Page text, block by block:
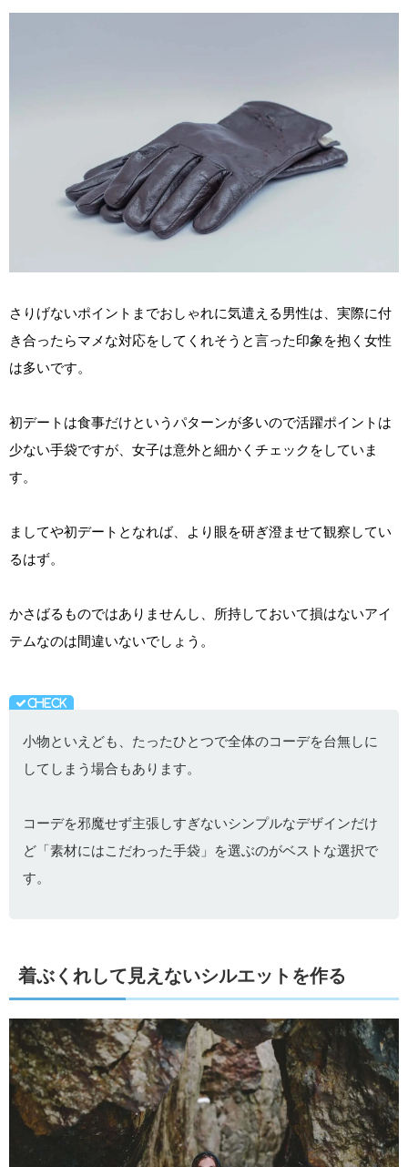
さりげないポイントまでおしゃれに気遣える男性は、実際に付
き合ったらマメな対応をしてくれそうと言った印象を抱く女性
は多いです。
初デートは食事だけというパターンが多いので活躍ポイントは
少ない手袋ですが、女子は意外と細かくチェックをしていま
す。
ましてや初デートとなれば、より眼を研ぎ澄ませて観察してい
るはず。
かさばるものではありませんし、所持しておいて損はないアイ
テムなのは間違いないでしょう。
小物といえども、たったひとつで全体のコーデを台無しに
してしまう場合もあります。
コーデを邪魔せず主張しすぎないシンプルなデザインだけ
ど「素材にはこだわった手袋」を選ぶのがベストな選択で
す。
着ぶくれして見えないシルエットを作る